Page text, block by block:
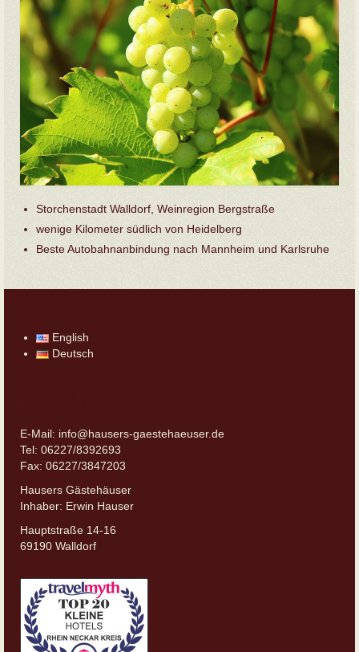
Storchenstadt Walldorf, Weinregion Bergstraße
wenige Kilometer südlich von Heidelberg
Beste Autobahnanbindung nach Mannheim und Karlsruhe
English
Deutsch
E-Mail: info@hausers-gaestehaeuser.de
Tel: 06227/8392693
Fax: 06227/3847203
Hausers Gästehäuser
Inhaber: Erwin Hauser
Hauptstraße 14-16
69190 Walldorf